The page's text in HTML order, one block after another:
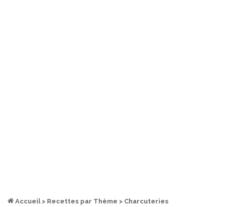
Accueil > Recettes par Thème > Charcuteries